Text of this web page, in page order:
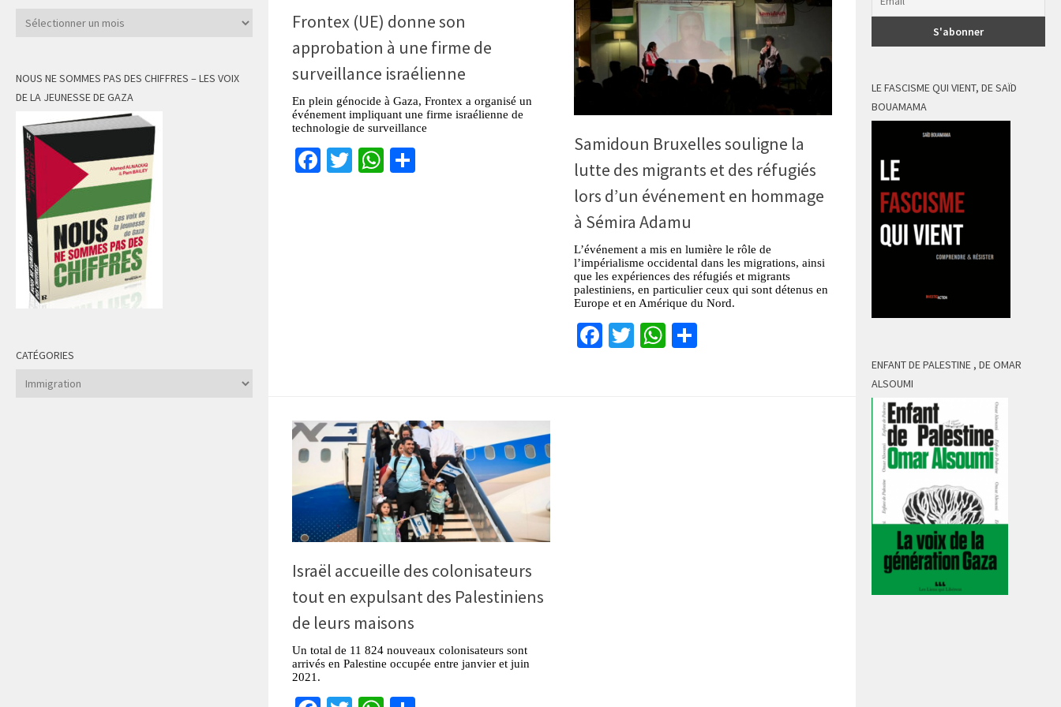
Frontex (UE) donne son
approbation à une firme de
surveillance israélienne
En plein génocide à Gaza, Frontex a organisé un
événement impliquant une firme israélienne de
technologie de surveillance
Facebook
TwitterWhatsApp
Samidoun Bruxelles souligne la
lutte des migrants et des réfugiés
lors d’un événement en hommage
à Sémira Adamu
L’événement a mis en lumière le rôle de
l’impérialisme occidental dans les migrations, ainsi
que les expériences des réfugiés et migrants
palestiniens, en particulier ceux qui sont détenus en
Europe et en Amérique du Nord.
Facebook
TwitterWhatsApp
Israël accueille des colonisateurs
tout en expulsant des Palestiniens
de leurs maisons
Un total de 11 824 nouveaux colonisateurs sont
arrivés en Palestine occupée entre janvier et juin
2021.
Archives
NOUS NE SOMMES PAS DES CHIFFRES – LES VOIX
DE LA JEUNESSE DE GAZA
CATÉGORIES
Catégories
LE FASCISME QUI VIENT, DE SAÏD
BOUAMAMA
ENFANT DE PALESTINE , DE OMAR
ALSOUMI